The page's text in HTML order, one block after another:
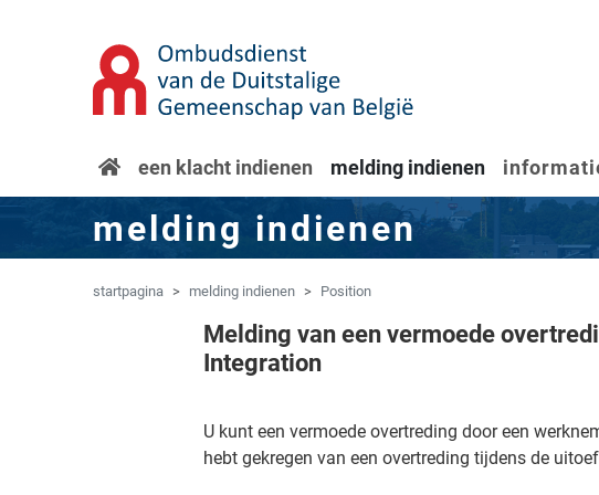
Spring naar navigatie
startpagina
een klacht indienen melding indienen
melding indienen
startpagina melding indienen Position
Melding van een vermoede
Integration
U kunt een vermoede overtreding door een
hebt gekregen van een overtreding tijdens de